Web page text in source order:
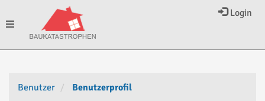
Login
Toggle
Benutzer
Benutzerprofil